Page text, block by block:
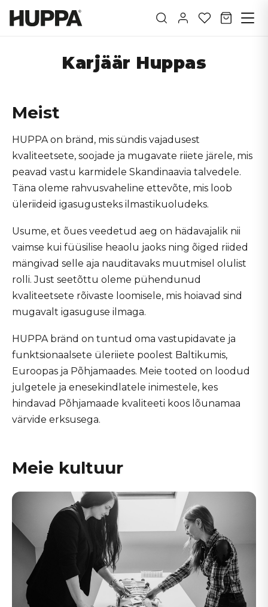
Karjäär Huppas
Meist
HUPPA on bränd, mis sündis vajadusest
kvaliteetsete, soojade ja mugavate riiete järele, mis
peavad vastu karmidele Skandinaavia talvedele.
Täna oleme rahvusvaheline ettevõte, mis loob
üleriideid igasugusteks ilmastikuoludeks.
Usume, et õues veedetud aeg on hädavajalik nii
vaimse kui füüsilise heaolu jaoks ning õiged riided
mängivad selle aja nauditavaks muutmisel olulist
rolli. Just seetõttu oleme pühendunud
kvaliteetsete rõivaste loomisele, mis hoiavad sind
mugavalt igasuguse ilmaga.
HUPPA bränd on tuntud oma vastupidavate ja
funktsionaalsete üleriiete poolest Baltikumis,
Euroopas ja Põhjamaades. Meie tooted on loodud
julgetele ja enesekindlatele inimestele, kes
hindavad Põhjamaade kvaliteeti koos lõunamaa
värvide erksusega.
Meie kultuur